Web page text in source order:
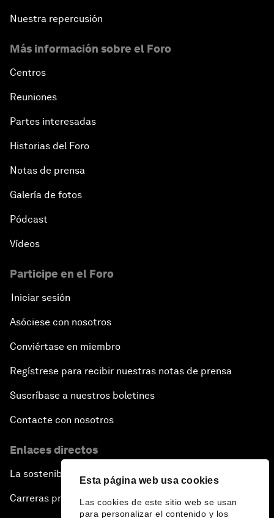
Esta página web usa cookies
Las cookies de este sitio web se usan
para personalizar el contenido y los
Nuestra repercusión
Más información sobre el Foro
Centros
Reuniones
Partes interesadas
Historias del Foro
Notas de prensa
Galería de fotos
Pódcast
Vídeos
Participe en el Foro
Iniciar sesión
Asóciese con nosotros
Conviértase en miembro
Regístrese para recibir nuestras notas de prensa
Suscríbase a nuestros boletines
Contacte con nosotros
Enlaces directos
La sostenibilidad en el Foro
Carreras profesionales